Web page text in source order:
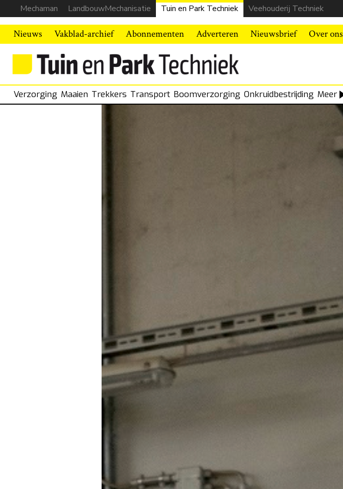
Mechaman LandbouwMechanisatie Tuin en Park Techniek Veehouderij Techniek
Nieuws Vakblad-archief Abonnementen Adverteren Nieuwsbrief Over ons
Verzorging Maaien Trekkers Transport Boomverzorging Onkruidbestrijding Meer